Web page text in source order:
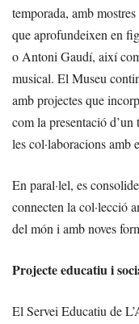
temporada, amb
que aprofundeixen en
o Antoni Gaudí, així
musical. El Museu
amb projectes que
com la presentació
les col·laboracions amb
En paral·lel, es
connecten la col·lecció
del món i amb noves
Projecte educatiu i
El Servei Educatiu de